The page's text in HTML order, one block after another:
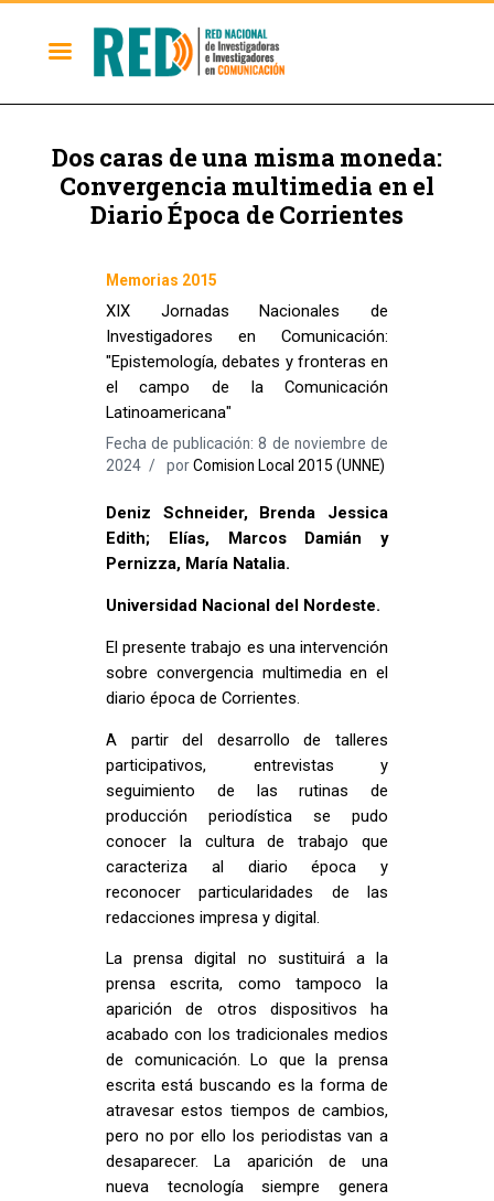
Dos caras de una misma moneda:
Convergencia multimedia en el
Diario Época de Corrientes
Memorias 2015
XIX Jornadas Nacionales de
Investigadores en Comunicación:
"Epistemología, debates y fronteras en
el campo de la Comunicación
Latinoamericana"
Fecha de publicación: 8 de noviembre de
2024
porComision Local 2015 (UNNE)
Deniz Schneider, Brenda Jessica
Edith; Elías, Marcos Damián y
Pernizza, María Natalia.
Universidad Nacional del Nordeste.
El presente trabajo es una intervención
sobre convergencia multimedia en el
diario época de Corrientes.
A partir del desarrollo de talleres
participativos, entrevistas y
seguimiento de las rutinas de
producción periodística se pudo
conocer la cultura de trabajo que
caracteriza al diario época y
reconocer particularidades de las
redacciones impresa y digital.
La prensa digital no sustituirá a la
prensa escrita, como tampoco la
aparición de otros dispositivos ha
acabado con los tradicionales medios
de comunicación. Lo que la prensa
escrita está buscando es la forma de
atravesar estos tiempos de cambios,
pero no por ello los periodistas van a
desaparecer. La aparición de una
nueva tecnología siempre genera